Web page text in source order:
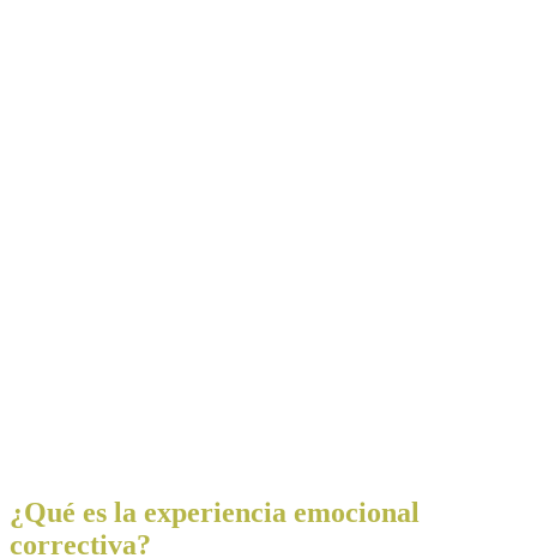
¿Qué es la experiencia emocional
correctiva?